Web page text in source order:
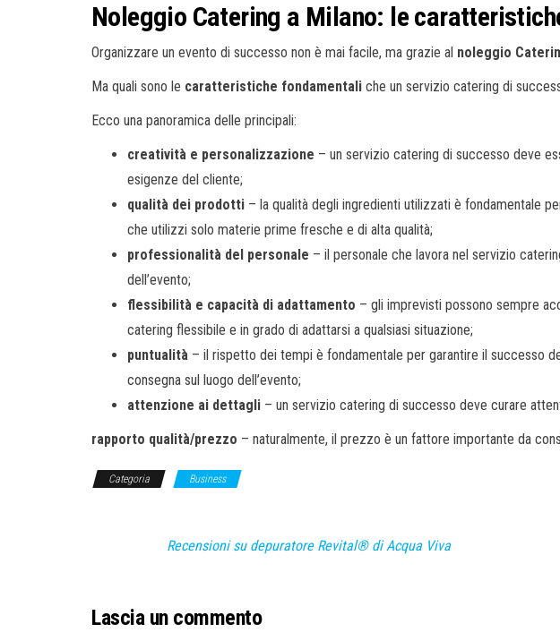
Noleggio Catering a Milano: le
Organizzare un evento di successo non è mai facile, ma grazie al noleggio
Ma quali sono le caratteristiche fondamentali che un servizio catering di
Ecco una panoramica delle principali:
creatività e personalizzazione – un servizio catering di successo deve
esigenze del cliente;
qualità dei prodotti – la qualità degli ingredienti utilizzati è fondamentale
che utilizzi solo materie prime fresche e di alta qualità;
professionalità del personale – il personale che lavora nel servizio
dell’evento;
flessibilità e capacità di adattamento – gli imprevisti possono sempre
catering flessibile e in grado di adattarsi a qualsiasi situazione;
puntualità – il rispetto dei tempi è fondamentale per garantire il successo
consegna sul luogo dell’evento;
attenzione ai dettagli – un servizio catering di successo deve curare
rapporto qualità/prezzo – naturalmente, il prezzo è un fattore importante da
Categoria Business
Recensioni su depuratore Revital® di Acqua Viva
Lascia un commento